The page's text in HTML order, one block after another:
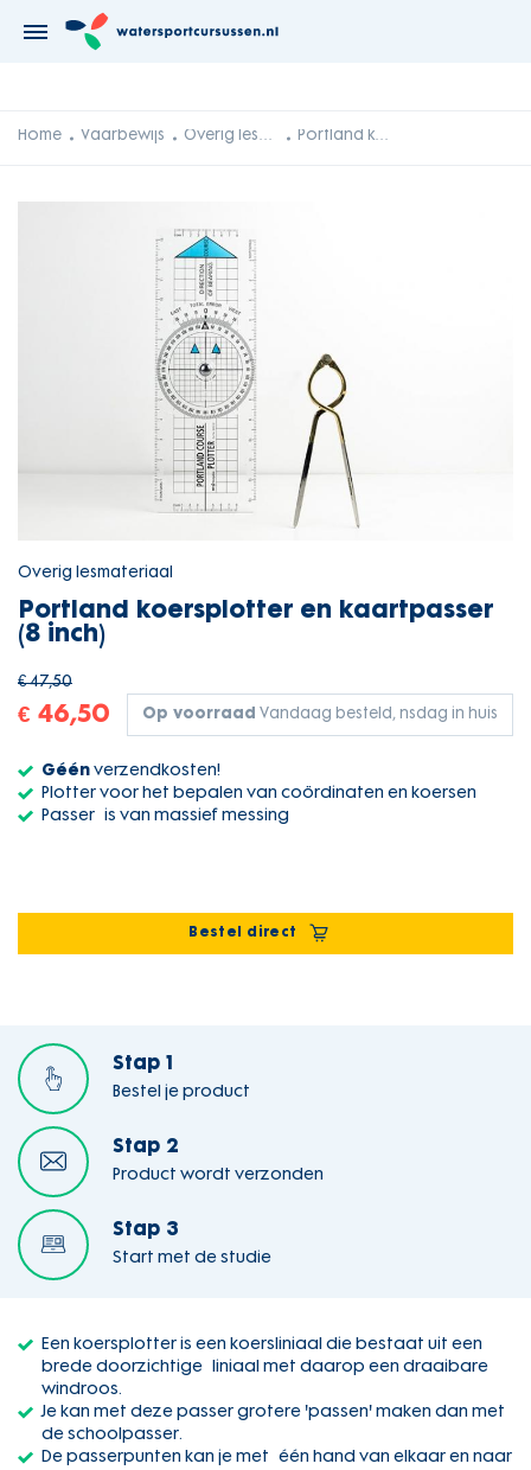
Home Vaarbewijs Overig lesmateriaal Portland koersplotter en kaartpasser (8 inch)
Overig lesmateriaal
Portland koersplotter en kaartpasser
(8 inch)
€ 47,50
€ 46,50 Op voorraad Vandaag besteld, nsdag in huis
Géénverzendkosten!
Plotter voor het bepalen van coördinaten en koersen
Passeris van massief messing
Bestel direct
Stap 1
Bestel je product
Stap 2
Product wordt verzonden
Stap 3
Start met de studie
Een koersplotter is een koersliniaal die bestaat uit een
brede doorzichtige liniaal met daarop een draaibare
windroos.
Je kan met deze passer grotere 'passen' maken dan met
de schoolpasser.
De passerpunten kan je met één hand van elkaar en naar